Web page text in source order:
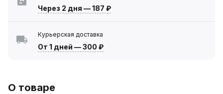
Через 2 дня —187 ₽
Курьерская доставка
От 1 дней —300 ₽
О товаре